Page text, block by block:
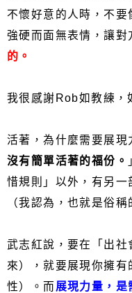
不懷好意的人時，不要
強硬而面無表情，讓對
的。
我很感謝Rob如教練，
活著，為什麼需要展現
沒有簡單活著的福份。
惜規則」以外，有另一
（我認為，也就是俗稱
武志紅說，要在「出社
來），就要展現你擁
性）。而 展現力量，是